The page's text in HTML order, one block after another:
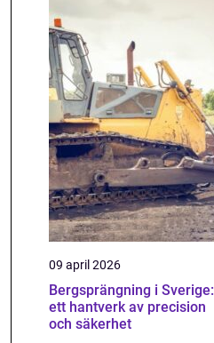
09 april 2026
Bergsprängning i Sverige:
ett hantverk av precision
och säkerhet